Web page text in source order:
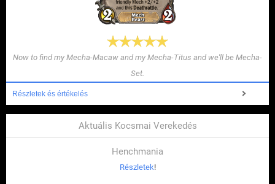
Now to find my Mecha-Macaw and my Mecha-Titus and we'll be Mecha-
Set.
Részletek és értékelés
Aktuális Kocsmai Verekedés
Henchmania
Részletek!